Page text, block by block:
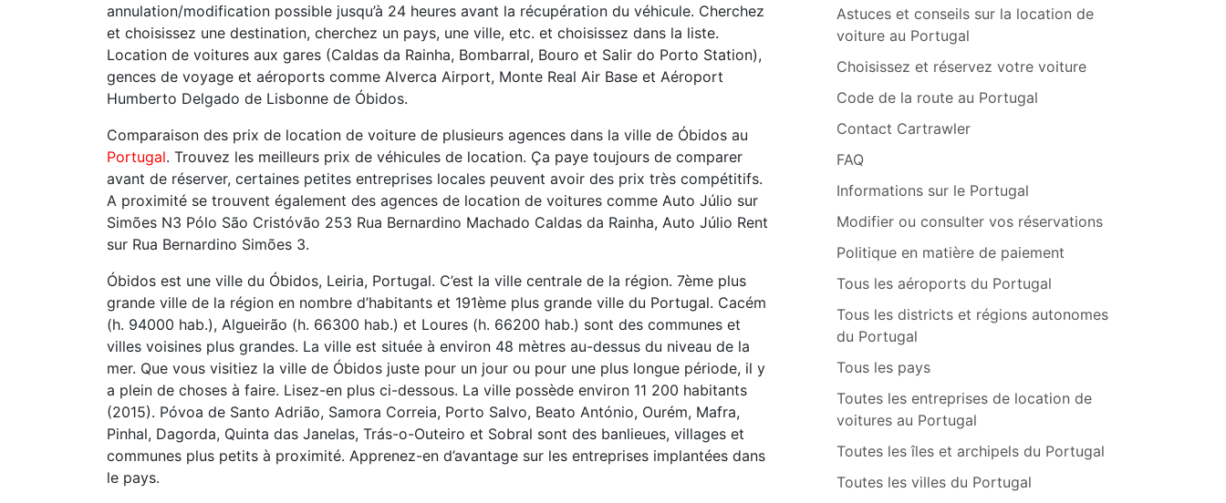
annulation/modification possible jusqu’à 24 heures avant la récupération du véhicule. Cherchez
et choisissez une destination, cherchez un pays, une ville, etc. et choisissez dans la liste.
Location de voitures aux gares (Caldas da Rainha, Bombarral, Bouro et Salir do Porto Station),
gences de voyage et aéroports comme Alverca Airport, Monte Real Air Base et Aéroport
Humberto Delgado de Lisbonne de Óbidos.
Comparaison des prix de location de voiture de plusieurs agences dans la ville de Óbidos au
Portugal. Trouvez les meilleurs prix de véhicules de location. Ça paye toujours de comparer
avant de réserver, certaines petites entreprises locales peuvent avoir des prix très compétitifs.
A proximité se trouvent également des agences de location de voitures comme Auto Júlio sur
Simões N3 Pólo São Cristóvão 253 Rua Bernardino Machado Caldas da Rainha, Auto Júlio Rent
sur Rua Bernardino Simões 3.
Óbidos est une ville du Óbidos, Leiria, Portugal. C’est la ville centrale de la région. 7ème plus
grande ville de la région en nombre d’habitants et 191ème plus grande ville du Portugal. Cacém
(h. 94000 hab.), Algueirão (h. 66300 hab.) et Loures (h. 66200 hab.) sont des communes et
villes voisines plus grandes. La ville est située à environ 48 mètres au-dessus du niveau de la
mer. Que vous visitiez la ville de Óbidos juste pour un jour ou pour une plus longue période, il y
a plein de choses à faire. Lisez-en plus ci-dessous. La ville possède environ 11 200 habitants
(2015). Póvoa de Santo Adrião, Samora Correia, Porto Salvo, Beato António, Ourém, Mafra,
Pinhal, Dagorda, Quinta das Janelas, Trás-o-Outeiro et Sobral sont des banlieues, villages et
communes plus petits à proximité. Apprenez-en d’avantage sur les entreprises implantées dans
le pays.
Astuces et conseils sur la location de
voiture au Portugal
Choisissez et réservez votre voiture
Code de la route au Portugal
Contact Cartrawler
FAQ
Informations sur le Portugal
Modifier ou consulter vos réservations
Politique en matière de paiement
Tous les aéroports du Portugal
Tous les districts et régions autonomes
du Portugal
Tous les pays
Toutes les entreprises de location de
voitures au Portugal
Toutes les îles et archipels du Portugal
Toutes les villes du Portugal